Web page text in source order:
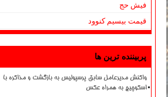
فیش حج
قیمت بیسیم کنوود
پربیننده ترین ها
واکنش مدیرعامل سابق پرسپولیس به بازگشت و مذاکره با
اسکوچیچ به همراه عکس